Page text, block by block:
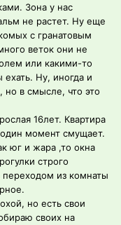
Зона у нас
не растет. Ну еще
с гранатовым
веток они не
или какими-то
Ну, иногда и
но в смысле, что это
16лет. Квартира
один момент смущает.
юг и жара ,то окна
строго
переходом из комнаты
но есть свои
своих на